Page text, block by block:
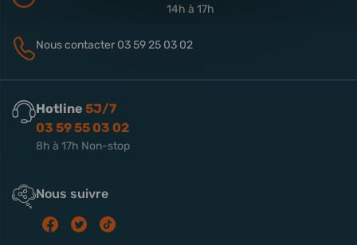
14h à 17h
Nous contacter 03 59 25 03 02
Hotline 5J/7
03 59 55 03 02
8h à 17h Non-stop
Nous suivre